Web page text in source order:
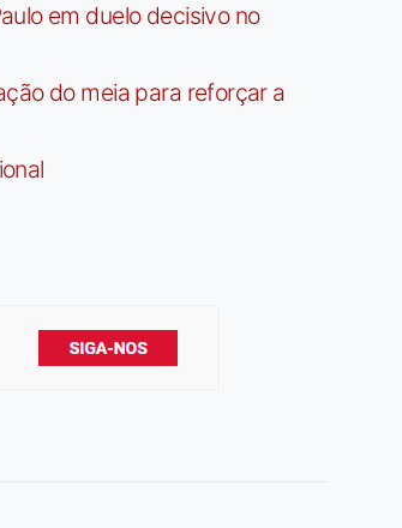
em duelo decisivo no
do meia para reforçar a